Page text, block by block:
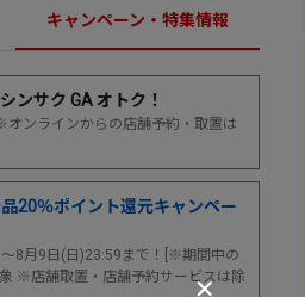
キャンペーン・特集情報
ンサク GA オトク！
ンラインからの店舗予約・取置は
20％ポイント還元キャンペー
8月9日(日)23:59まで！[※期間中の
※店舗取置・店舗予約サービスは除